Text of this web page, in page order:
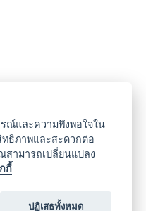
รณ์และความพึงพอใจใน
ทธิภาพและสะดวกต่อ
ามารถเปลี่ยนแปลง
กี้
ปฏิเสธทั้งหมด